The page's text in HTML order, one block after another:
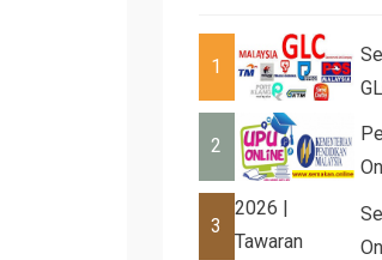
1
2
3